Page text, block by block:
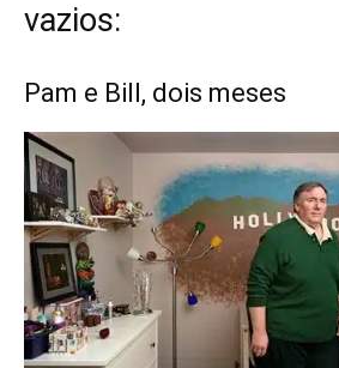
vazios:
Pam e Bill, dois meses